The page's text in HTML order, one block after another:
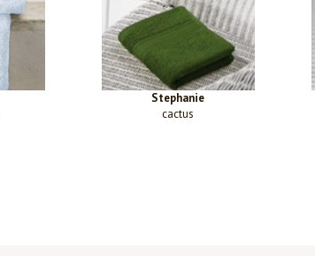
Stephanie
cactus